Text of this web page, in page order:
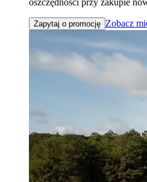
oszczędności przy zakupie
Zapytaj o promocję Zobacz